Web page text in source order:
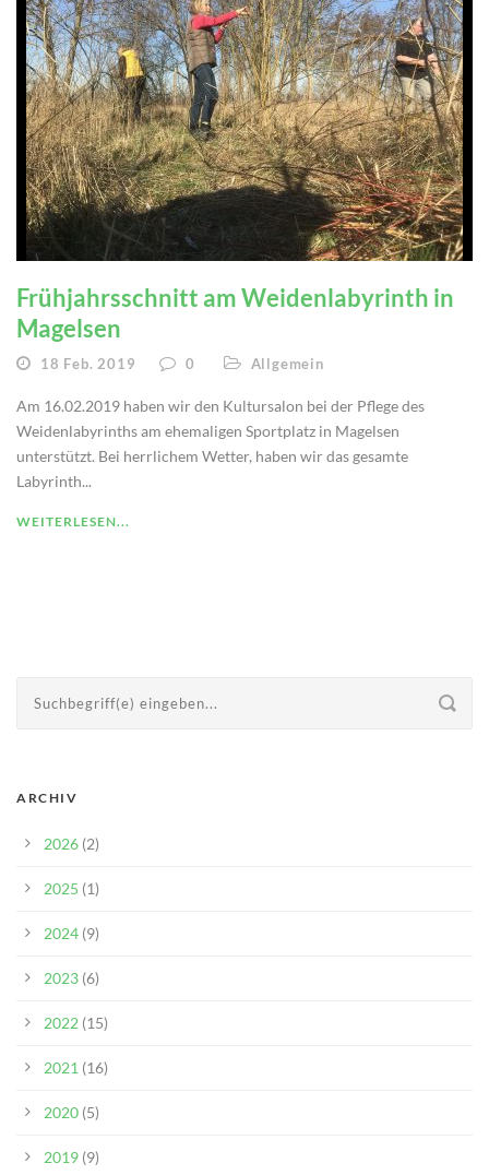
Frühjahrsschnitt am Weidenlabyrinth in
Magelsen
18 Feb. 2019 0 Allgemein
Am 16.02.2019 haben wir den Kultursalon bei der Pflege des
Weidenlabyrinths am ehemaligen Sportplatz in Magelsen
unterstützt. Bei herrlichem Wetter, haben wir das gesamte
Labyrinth...
WEITERLESEN...
ARCHIV
2026 (2)
2025 (1)
2024 (9)
2023 (6)
2022 (15)
2021 (16)
2020 (5)
2019 (9)